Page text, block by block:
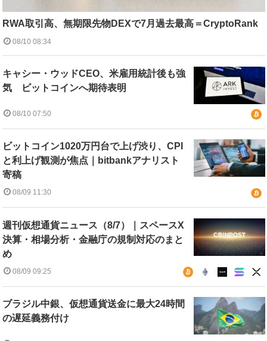
RWA取引高、無期限先物DEXで7月過去最高＝CryptoRank
08/10 08:34
キャシー・ウッドCEO、米雇用統計後も強
気 ビットコインへ期待表明
08/10 07:50
ビットコイン1020万円台で上げ渋り、CPI
と利上げ観測が焦点｜bitbankアナリスト
寄稿
08/09 11:30
週刊仮想通貨ニュース（8/7）｜スペースX
決算・相場分析・金融庁の規制対応のまと
め
08/09 09:25
ブラジル中銀、仮想通貨送金に最大24時間
の遅延義務付け